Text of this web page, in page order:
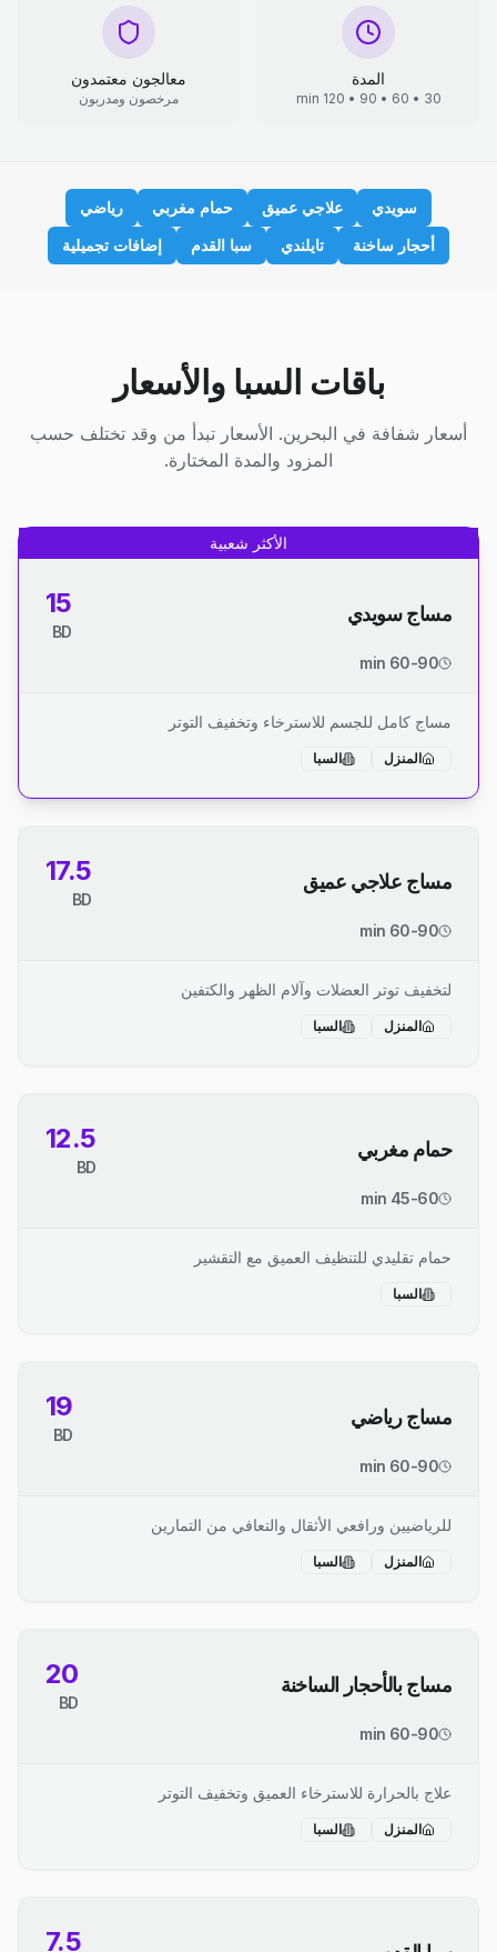
المدة
30 • 60 • 90 • 120 min
معالجون معتمدون
مرخصون ومدربون
سويدي علاجي عميق حمام مغربي
رياضي
أحجار ساخنة
تايلندي سبا القدم إضافات تجميلية
باقات السبا والأسعار
أسعار شفافة في البحرين. الأسعار تبدأ من وقد تختلف حسب
المزود والمدة المختارة.
الأكثر شعبية
مساج سويدي 15
BD
60-90 min
مساج كامل للجسم للاسترخاء وتخفيف التوتر
المنزل السبا
مساج علاجي عميق 17.5
BD
60-90 min
لتخفيف توتر العضلات وآلام الظهر والكتفين
المنزل السبا
حمام مغربي 12.5
BD
45-60 min
حمام تقليدي للتنظيف العميق مع التقشير
السبا
مساج رياضي 19
BD
60-90 min
للرياضيين ورافعي الأثقال والتعافي من التمارين
المنزل السبا
مساج بالأحجار الساخنة 20
BD
60-90 min
علاج بالحرارة للاسترخاء العميق وتخفيف التوتر
المنزل السبا
7.5